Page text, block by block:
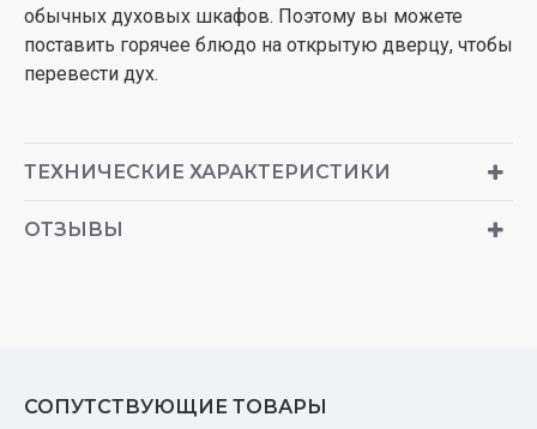
обычных духовых шкафов. Поэтому вы можете
поставить горячее блюдо на открытую дверцу, чтобы
перевести дух.
ТЕХНИЧЕСКИЕ ХАРАКТЕРИСТИКИ
ОТЗЫВЫ
СОПУТСТВУЮЩИЕ ТОВАРЫ